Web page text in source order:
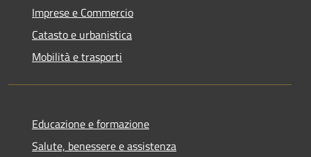
Imprese e Commercio
Catasto e urbanistica
Mobilità e trasporti
Educazione e formazione
Salute, benessere e assistenza